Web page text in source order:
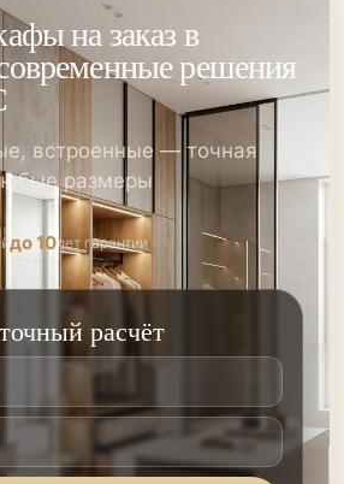
на заказ в
решения
встроенные — точная
размеры
до 10лет гарантии
расчёт